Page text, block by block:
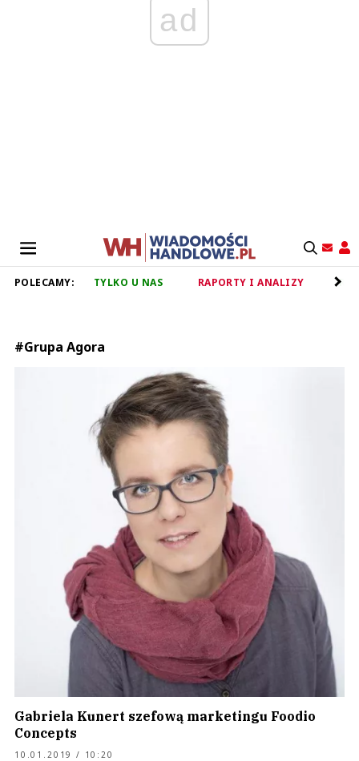
ad
POLECAMY: TYLKO U NAS RAPORTY I ANALIZY
#Grupa Agora
Gabriela Kunert szefową marketingu Foodio
Concepts
10.01.2019 / 10:20